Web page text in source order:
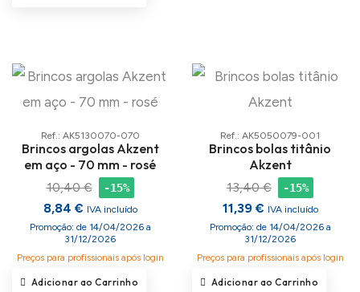
Ref.: AK5130070-070
Brincos argolas Akzent
em aço - 70 mm - rosé
10,40 € -15%
8,84 € IVA incluído
Promoção: de 14/04/2026 a
31/12/2026
Preços para profissionais após login
Adicionar ao Carrinho
Ref.: AK5050079-001
Brincos bolas titânio
Akzent
13,40 € -15%
11,39 € IVA incluído
Promoção: de 14/04/2026 a
31/12/2026
Preços para profissionais após login
Adicionar ao Carrinho